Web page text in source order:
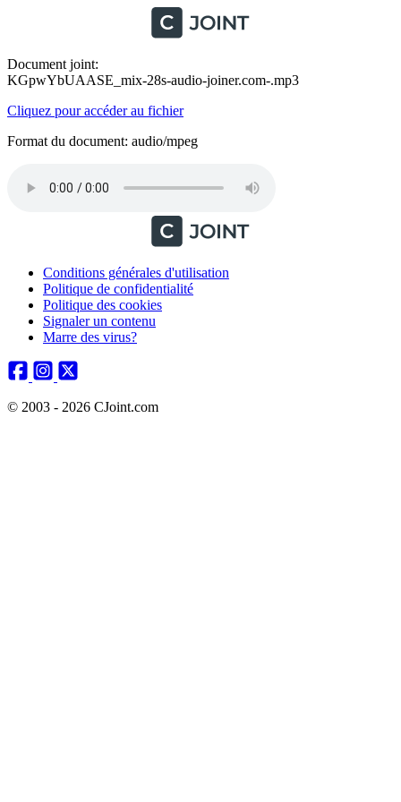
Document joint:
KGpwYbUAASE_mix-28s-audio-joiner.com-.mp3
Cliquez pour accéder au fichier
Format du document: audio/mpeg
Conditions générales d'utilisation
Politique de confidentialité
Politique des cookies
Signaler un contenu
Marre des virus?
© 2003 - 2026 CJoint.com